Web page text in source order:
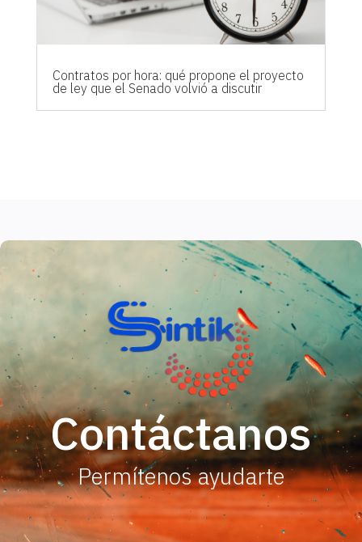
Contratos por hora: qué propone el proyecto
de ley que el Senado volvió a discutir
Contáctanos
Permítenos ayudarte